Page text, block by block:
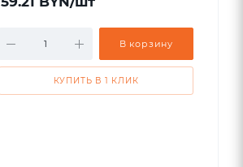
В корзину
КУПИТЬ В 1 КЛИК